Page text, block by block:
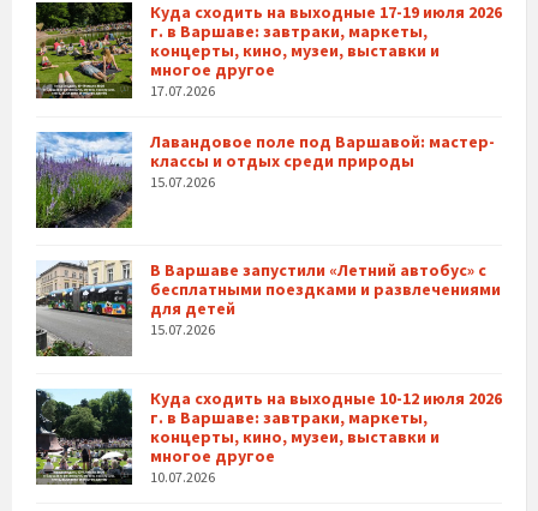
Куда сходить на выходные 17-19 июля 2026
г. в Варшаве: завтраки, маркеты,
концерты, кино, музеи, выставки и
многое другое
17.07.2026
Лавандовое поле под Варшавой: мастер-
классы и отдых среди природы
15.07.2026
В Варшаве запустили «Летний автобус» с
бесплатными поездками и развлечениями
для детей
15.07.2026
Куда сходить на выходные 10-12 июля 2026
г. в Варшаве: завтраки, маркеты,
концерты, кино, музеи, выставки и
многое другое
10.07.2026